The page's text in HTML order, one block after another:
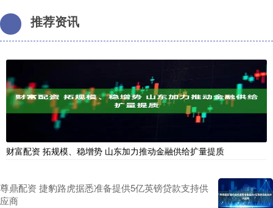
推荐资讯
财富配资 拓规模、稳增势 山东加力推动金融供给扩量提质
尊鼎配资 捷豹路虎据悉准备提供5亿英镑贷款支持供
应商